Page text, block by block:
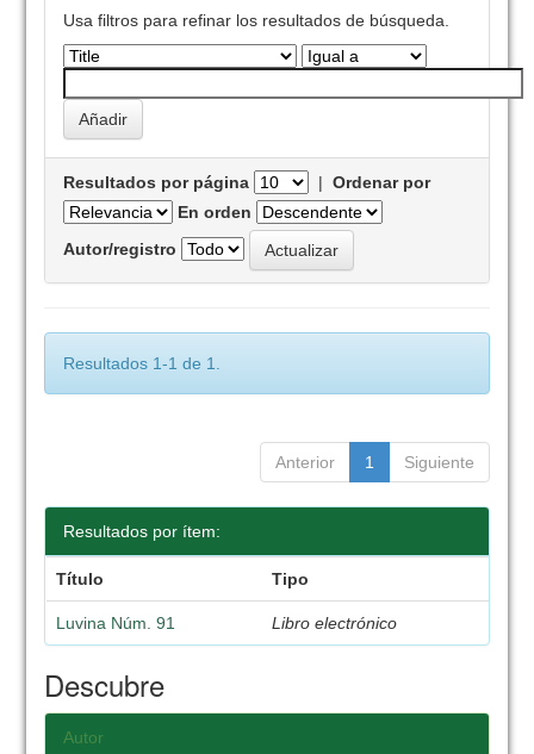
Usa filtros para refinar los resultados de búsqueda.
Resultados por página |Ordenar por
En orden
Autor/registro
Resultados 1-1 de 1.
Anterior 1 Siguiente
Resultados por ítem:
Título Tipo
Luvina Núm. 91 Libro electrónico
Descubre
Autor